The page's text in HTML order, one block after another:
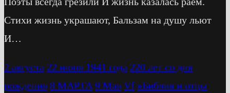
Стихи жизнь украшают, Бальзам на душу льют
И…
2 августа 22 июня 1941 года 220 лет со дня
рождения 8 МАРТА 9 Мая Vf »Библия и отцы